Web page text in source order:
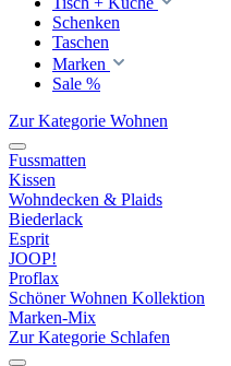
Schenken
Taschen
Marken
Sale %
Zur Kategorie Wohnen
Fussmatten
Kissen
Wohndecken & Plaids
Biederlack
Esprit
JOOP!
Proflax
Schöner Wohnen Kollektion
Marken-Mix
Zur Kategorie Schlafen